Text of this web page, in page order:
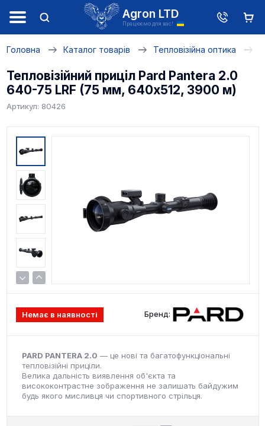
Agron LTD
Працюємо для вас!
Головна Каталог товарів Тепловізійна оптика
Тепловізійний приціл Pard Pantera 2.0
640-75 LRF (75 мм, 640х512, 3900 м)
Артикул: 80426
Немає в наявності Бренд:
PARD PANTERA 2.0 — це нові та багатофункціональні
тепловізійні приціли.
Велика дальність виявлення об'єкта та
висококонтрастне зображення не залишать байдужим
будь якого мисливця чи спортивного стрільця.